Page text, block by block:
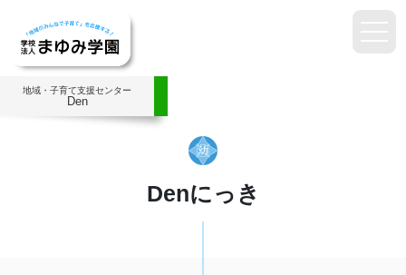
地域・子育て支援センター
Den
Denにっき